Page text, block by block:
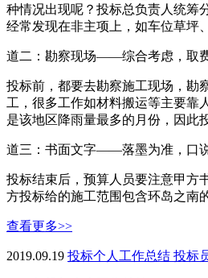
种情况出现呢？投标总负责人统筹
经常发现在非主项上，如车位草坪
道二：勘察现场——综合考虑，取
投标前，都要去勘察施工现场，勘
工，很多工作如材料搬运等主要靠
是该地区降雨量最多的月份，因此
道三：书面文字——落墨为准，口
投标结束后，预算人员要注意甲方
方投标给的施工范围包含环岛之南
查看更多>>
2019.09.19 投标个人工作总结 投标